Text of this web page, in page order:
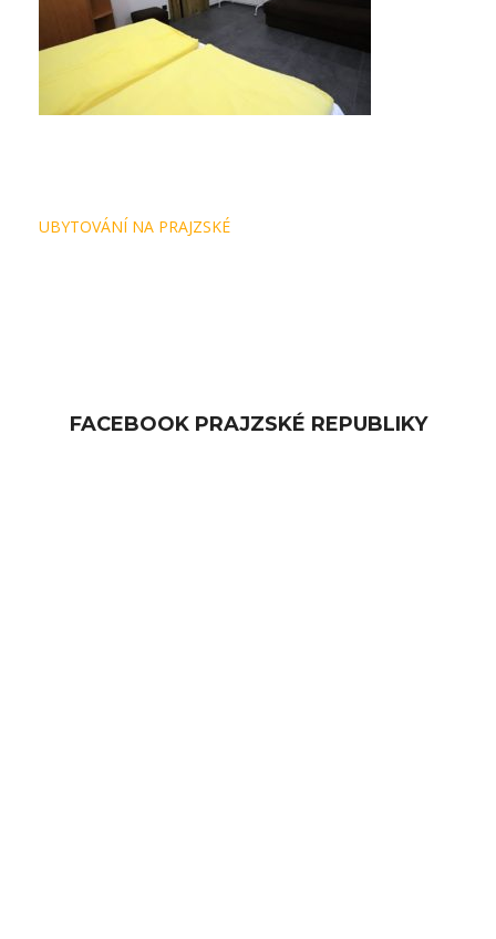
Navigace
UBYTOVÁNÍ NA PRAJZSKÉ
FACEBOOK PRAJZSKÉ REPUBLIKY